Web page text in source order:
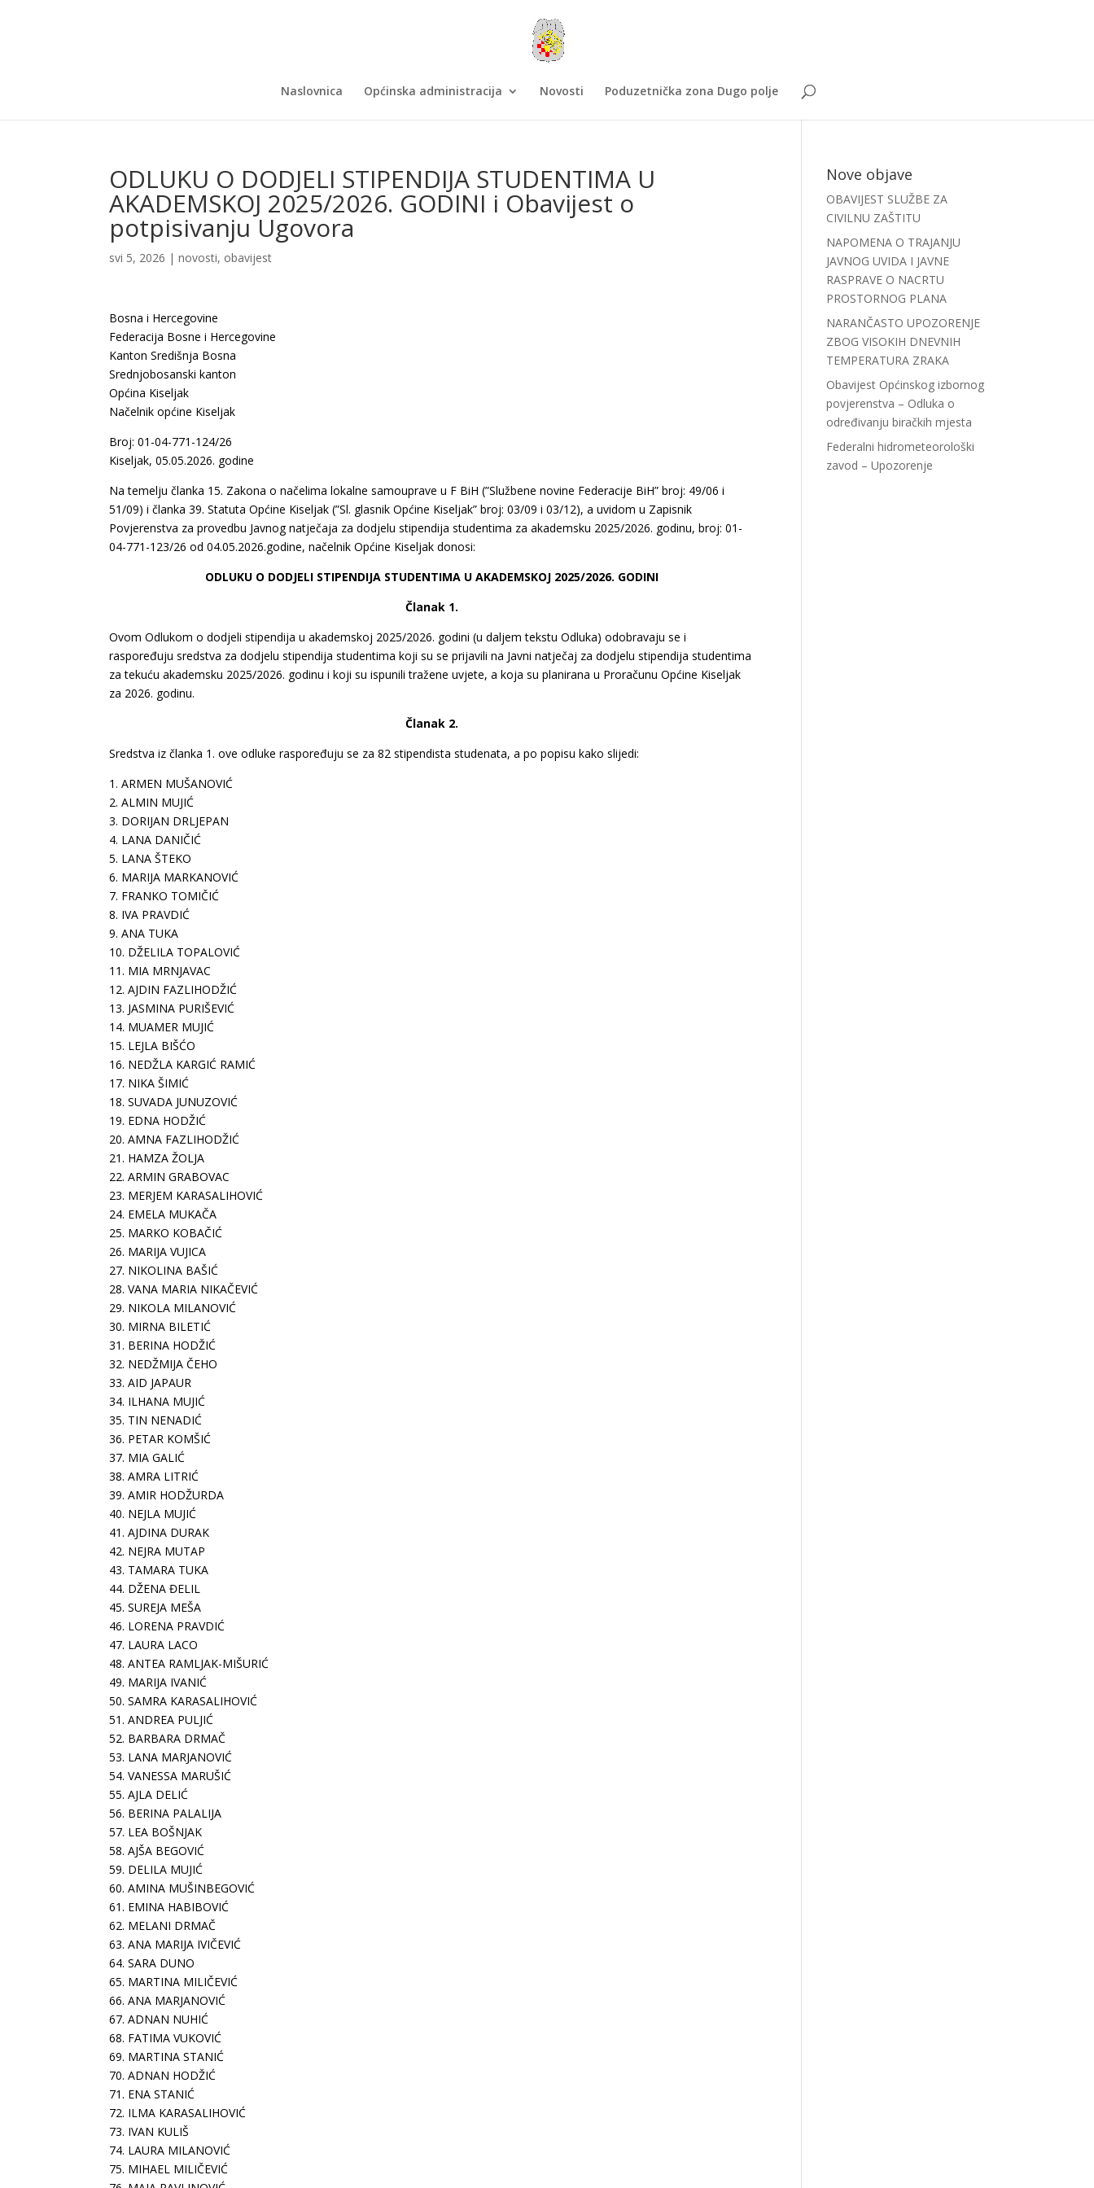
Naslovnica Općinska administracija Novosti Poduzetnička zona Dugo polje
ODLUKU O DODJELI STIPENDIJA STUDENTIMA U
AKADEMSKOJ 2025/2026. GODINI i Obavijest o
potpisivanju Ugovora
svi 5, 2026 |novosti, obavijest
Bosna i Hercegovine
Federacija Bosne i Hercegovine
Kanton Središnja Bosna
Srednjobosanski kanton
Općina Kiseljak
Načelnik općine Kiseljak
Broj: 01-04-771-124/26
Kiseljak, 05.05.2026. godine
Na temelju članka 15. Zakona o načelima lokalne samouprave u F BiH (”Službene novine Federacije BiH” broj: 49/06 i
51/09) i članka 39. Statuta Općine Kiseljak (”Sl. glasnik Općine Kiseljak” broj: 03/09 i 03/12), a uvidom u Zapisnik
Povjerenstva za provedbu Javnog natječaja za dodjelu stipendija studentima za akademsku 2025/2026. godinu, broj: 01-
04-771-123/26 od 04.05.2026.godine, načelnik Općine Kiseljak donosi:
ODLUKU O DODJELI STIPENDIJA STUDENTIMA U AKADEMSKOJ 2025/2026. GODINI
Članak 1.
Ovom Odlukom o dodjeli stipendija u akademskoj 2025/2026. godini (u daljem tekstu Odluka) odobravaju se i
raspoređuju sredstva za dodjelu stipendija studentima koji su se prijavili na Javni natječaj za dodjelu stipendija studentima
za tekuću akademsku 2025/2026. godinu i koji su ispunili tražene uvjete, a koja su planirana u Proračunu Općine Kiseljak
za 2026. godinu.
Članak 2.
Sredstva iz članka 1. ove odluke raspoređuju se za 82 stipendista studenata, a po popisu kako slijedi:
1. ARMEN MUŠANOVIĆ
2. ALMIN MUJIĆ
3. DORIJAN DRLJEPAN
4. LANA DANIČIĆ
5. LANA ŠTEKO
6. MARIJA MARKANOVIĆ
7. FRANKO TOMIČIĆ
8. IVA PRAVDIĆ
9. ANA TUKA
10. DŽELILA TOPALOVIĆ
11. MIA MRNJAVAC
12. AJDIN FAZLIHODŽIĆ
13. JASMINA PURIŠEVIĆ
14. MUAMER MUJIĆ
15. LEJLA BIŠĆO
16. NEDŽLA KARGIĆ RAMIĆ
17. NIKA ŠIMIĆ
18. SUVADA JUNUZOVIĆ
19. EDNA HODŽIĆ
20. AMNA FAZLIHODŽIĆ
21. HAMZA ŽOLJA
22. ARMIN GRABOVAC
23. MERJEM KARASALIHOVIĆ
24. EMELA MUKAČA
25. MARKO KOBAČIĆ
26. MARIJA VUJICA
27. NIKOLINA BAŠIĆ
28. VANA MARIA NIKAČEVIĆ
29. NIKOLA MILANOVIĆ
30. MIRNA BILETIĆ
31. BERINA HODŽIĆ
32. NEDŽMIJA ČEHO
33. AID JAPAUR
34. ILHANA MUJIĆ
35. TIN NENADIĆ
36. PETAR KOMŠIĆ
37. MIA GALIĆ
38. AMRA LITRIĆ
39. AMIR HODŽURDA
40. NEJLA MUJIĆ
41. AJDINA DURAK
42. NEJRA MUTAP
43. TAMARA TUKA
44. DŽENA ĐELIL
45. SUREJA MEŠA
46. LORENA PRAVDIĆ
47. LAURA LACO
48. ANTEA RAMLJAK-MIŠURIĆ
49. MARIJA IVANIĆ
50. SAMRA KARASALIHOVIĆ
51. ANDREA PULJIĆ
52. BARBARA DRMAČ
53. LANA MARJANOVIĆ
54. VANESSA MARUŠIĆ
55. AJLA DELIĆ
56. BERINA PALALIJA
57. LEA BOŠNJAK
58. AJŠA BEGOVIĆ
59. DELILA MUJIĆ
60. AMINA MUŠINBEGOVIĆ
61. EMINA HABIBOVIĆ
62. MELANI DRMAČ
63. ANA MARIJA IVIČEVIĆ
64. SARA DUNO
65. MARTINA MILIČEVIĆ
66. ANA MARJANOVIĆ
67. ADNAN NUHIĆ
68. FATIMA VUKOVIĆ
69. MARTINA STANIĆ
70. ADNAN HODŽIĆ
71. ENA STANIĆ
72. ILMA KARASALIHOVIĆ
73. IVAN KULIŠ
74. LAURA MILANOVIĆ
75. MIHAEL MILIČEVIĆ
Nove objave
OBAVIJEST SLUŽBE ZA
CIVILNU ZAŠTITU
NAPOMENA O TRAJANJU
JAVNOG UVIDA I JAVNE
RASPRAVE O NACRTU
PROSTORNOG PLANA
NARANČASTO UPOZORENJE
ZBOG VISOKIH DNEVNIH
TEMPERATURA ZRAKA
Obavijest Općinskog izbornog
povjerenstva – Odluka o
određivanju biračkih mjesta
Federalni hidrometeorološki
zavod – Upozorenje